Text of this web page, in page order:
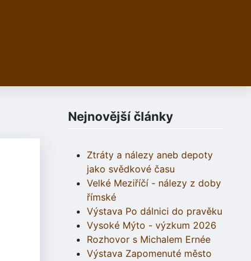
Nejnovější články
Ztráty a nálezy aneb depoty
jako svědkové času
Velké Meziříčí - nálezy z doby
římské
Výstava Po dálnici do pravěku
Vysoké Mýto - výzkum 2026
Rozhovor s Michalem Ernée
Výstava Zapomenuté město